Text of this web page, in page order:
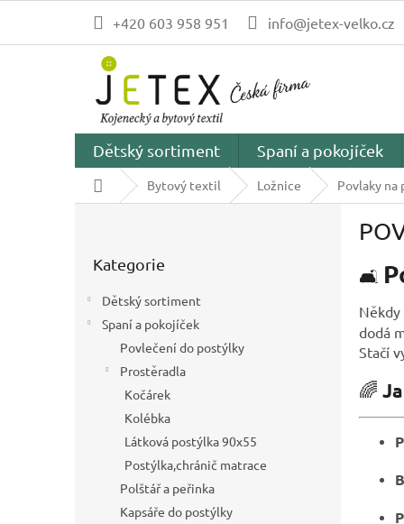
obsah
+420 603 958 951 info@jetex-velko.cz
Dětský sortiment Spaní a pokojíček
Domů Bytový textil Ložnice Povlaky na
kategorie
Kategorie
Dětský sortiment
Spaní a pokojíček
Povlečení do postýlky
Prostěradla
Kočárek
Kolébka
Látková postýlka 90x55
Postýlka,chránič matrace
Polštář a peřinka
Kapsáře do postýlky
🛋️
dodá
Stačí
🌈